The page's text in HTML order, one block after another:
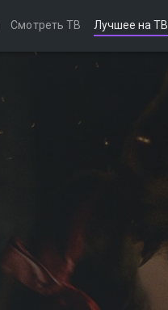
Смотреть ТВ Лучшее на ТВ